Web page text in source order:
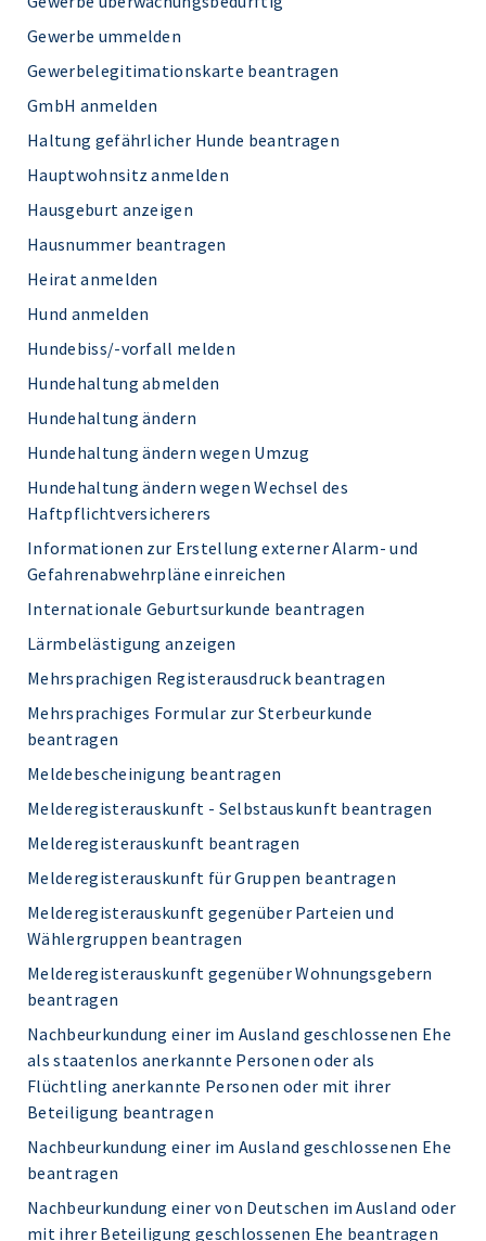
Gewerbe ummelden
Gewerbelegitimationskarte beantragen
GmbH anmelden
Haltung gefährlicher Hunde beantragen
Hauptwohnsitz anmelden
Hausgeburt anzeigen
Hausnummer beantragen
Heirat anmelden
Hund anmelden
Hundebiss/-vorfall melden
Hundehaltung abmelden
Hundehaltung ändern
Hundehaltung ändern wegen Umzug
Hundehaltung ändern wegen Wechsel des
Haftpflichtversicherers
Informationen zur Erstellung externer Alarm- und
Gefahrenabwehrpläne einreichen
Internationale Geburtsurkunde beantragen
Lärmbelästigung anzeigen
Mehrsprachigen Registerausdruck beantragen
Mehrsprachiges Formular zur Sterbeurkunde
beantragen
Meldebescheinigung beantragen
Melderegisterauskunft - Selbstauskunft beantragen
Melderegisterauskunft beantragen
Melderegisterauskunft für Gruppen beantragen
Melderegisterauskunft gegenüber Parteien und
Wählergruppen beantragen
Melderegisterauskunft gegenüber Wohnungsgebern
beantragen
Nachbeurkundung einer im Ausland geschlossenen Ehe
als staatenlos anerkannte Personen oder als
Flüchtling anerkannte Personen oder mit ihrer
Beteiligung beantragen
Nachbeurkundung einer im Ausland geschlossenen Ehe
beantragen
Nachbeurkundung einer von Deutschen im Ausland oder
mit ihrer Beteiligung geschlossenen Ehe beantragen